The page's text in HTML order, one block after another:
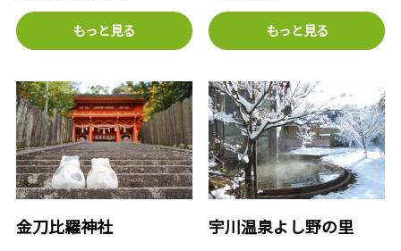
もっと見る もっと見る
金刀比羅神社 宇川温泉よし野の里